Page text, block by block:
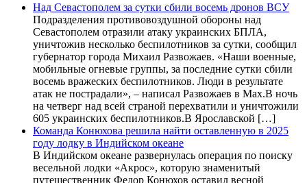
Над Севастополем за сутки сбили восемь дронов ВСУ
Подразделения противовоздушной обороны над
Севастополем отразили атаку украинских БПЛА,
уничтожив несколько беспилотников за сутки, сообщил
губернатор города Михаил Развожаев. «Наши военные,
мобильные огневые группы, за последние сутки сбили
восемь вражеских беспилотников. Люди в результате
атак не пострадали», – написал Развожаев в Max.В ночь
на четверг над всей страной перехватили и уничтожили
605 украинских беспилотников.В Ярославской […]
Команда Конюхова решила найти оставленную в 2025
году лодку в Индийском океане
В Индийском океане развернулась операция по поиску
весельной лодки «Акрос», которую знаменитый
путешественник Федор Конюхов оставил весной